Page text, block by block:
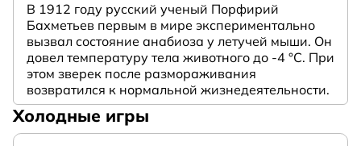
В 1912 году русский ученый Порфирий
Бахметьев первым в мире экспериментально
вызвал состояние анабиоза у летучей мыши. Он
довел температуру тела животного до -4 °C. При
этом зверек после размораживания
возвратился к нормальной жизнедеятельности.
Холодные игры